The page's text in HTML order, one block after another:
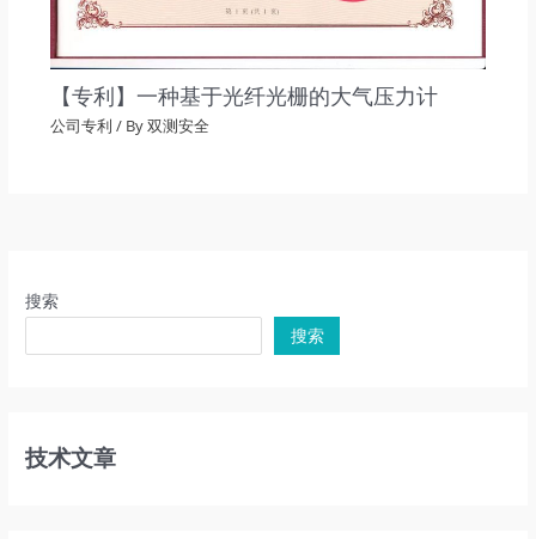
搜索
搜索
技术文章
【专利】一种基于光纤光栅的大气压力计
公司专利 / By双测安全